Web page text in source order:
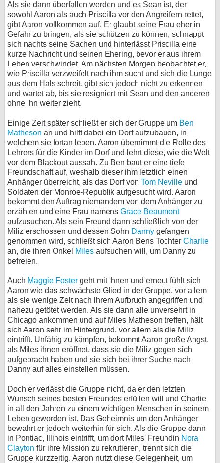
Als sie dann überfallen werden und es Sean ist, der
sowohl Aaron als auch Priscilla vor den Angreifern rettet,
gibt Aaron vollkommen auf. Er glaubt seine Frau eher in
Gefahr zu bringen, als sie schützen zu können, schnappt
sich nachts seine Sachen und hinterlässt Priscilla eine
kurze Nachricht und seinen Ehering, bevor er aus ihrem
Leben verschwindet. Am nächsten Morgen beobachtet er,
wie Priscilla verzweifelt nach ihm sucht und sich die Lunge
aus dem Hals schreit, gibt sich jedoch nicht zu erkennen
und wartet ab, bis sie resigniert mit Sean und den anderen
ohne ihn weiter zieht.
Einige Zeit später schließt er sich der Gruppe um Ben
Matheson an und hilft dabei ein Dorf aufzubauen, in
welchem sie fortan leben. Aaron übernimmt die Rolle des
Lehrers für die Kinder im Dorf und lehrt diese, wie die Welt
vor dem Blackout aussah. Zu Ben baut er eine tiefe
Freundschaft auf, weshalb dieser ihm letztlich einen
Anhänger überreicht, als das Dorf von Tom Neville und
Soldaten der Monroe-Republik aufgesucht wird. Aaron
bekommt den Auftrag niemandem von dem Anhänger zu
erzählen und eine Frau namens Grace Beaumont
aufzusuchen. Als sein Freund dann schließlich von der
Miliz erschossen und dessen Sohn Danny gefangen
genommen wird, schließt sich Aaron Bens Tochter Charlie
an, die ihren Onkel Miles aufsuchen will, um Danny zu
befreien.
Auch Maggie Foster geht mit ihnen und erneut fühlt sich
Aaron wie das schwächste Glied in der Gruppe, vor allem
als sie wenige Zeit nach ihrem Aufbruch angegriffen und
nahezu getötet werden. Als sie dann alle unversehrt in
Chicago ankommen und auf Miles Matheson treffen, hält
sich Aaron sehr im Hintergrund, vor allem als die Miliz
eintrifft. Unfähig zu kämpfen, bekommt Aaron große Angst,
als Miles ihnen eröffnet, dass sie die Miliz gegen sich
aufgebracht haben und sie sich bei ihrer Suche nach
Danny auf alles einstellen müssen.
Doch er verlässt die Gruppe nicht, da er den letzten
Wunsch seines besten Freundes erfüllen will und Charlie
in all den Jahren zu einem wichtigen Menschen in seinem
Leben geworden ist. Das Geheimnis um den Anhänger
bewahrt er jedoch weiterhin für sich. Als die Gruppe dann
in Pontiac, Illinois eintrifft, um dort Miles' Freundin Nora
Clayton für ihre Mission zu rekrutieren, trennt sich die
Gruppe kurzzeitig. Aaron nutzt diese Gelegenheit, um